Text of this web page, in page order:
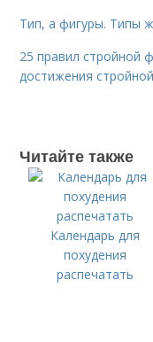
Тип, а фигуры. Типы
25 правил стройной
достижения
Читайте также
Календарь для
похудения
распечатать